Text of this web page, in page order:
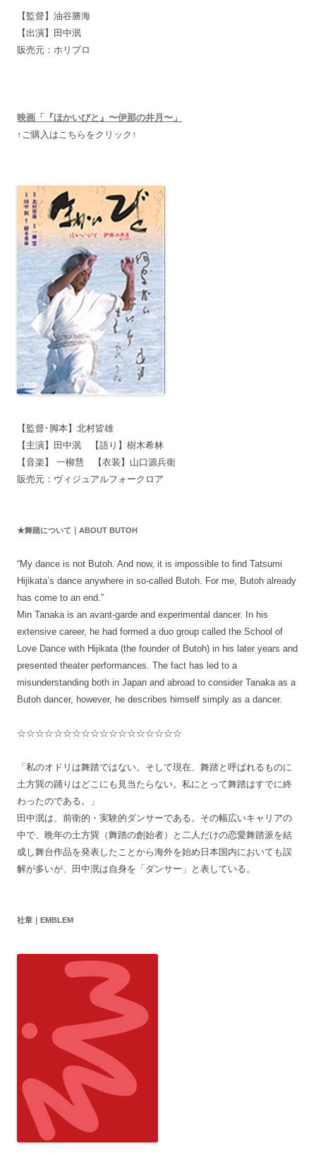
【監督】油谷勝海
【出演】田中泯
販売元：ホリプロ
映画「『ほかいびと』〜伊那の井月〜」
↑ご購入はこちらをクリック↑
【監督･脚本】北村皆雄
【主演】田中泯 【語り】樹木希林
【音楽】 一柳慧 【衣装】山口源兵衛
販売元：ヴィジュアルフォークロア
★舞踏について｜ABOUT BUTOH
“My dance is not Butoh. And now, it is impossible to find Tatsumi
Hijikata’s dance anywhere in so-called Butoh. For me, Butoh already
has come to an end.”
Min Tanaka is an avant-garde and experimental dancer. In his
extensive career, he had formed a duo group called the School of
Love Dance with Hijikata (the founder of Butoh) in his later years and
presented theater performances. The fact has led to a
misunderstanding both in Japan and abroad to consider Tanaka as a
Butoh dancer, however, he describes himself simply as a dancer.
☆☆☆☆☆☆☆☆☆☆☆☆☆☆☆☆☆☆
「私のオドリは舞踏ではない。そして現在、舞踏と呼ばれるものに
土方巽の踊りはどこにも見当たらない。私にとって舞踏はすでに終
わったのである。」
田中泯は、前衛的・実験的ダンサーである。その幅広いキャリアの
中で、晩年の土方巽（舞踏の創始者）と二人だけの恋愛舞踏派を結
成し舞台作品を発表したことから海外を始め日本国内においても誤
解が多いが、田中泯は自身を「ダンサー」と表している。
社章｜EMBLEM